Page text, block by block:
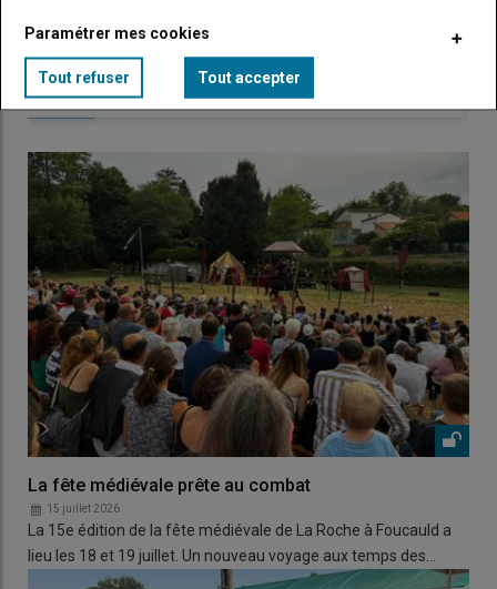
LES PLUS LUS
La fête médiévale prête au combat
15 juillet 2026
La 15e édition de la fête médiévale de La Roche à Foucauld a
lieu les 18 et 19 juillet. Un nouveau voyage aux temps des…
Paramétrer mes cookies
Tout refuser Tout accepter